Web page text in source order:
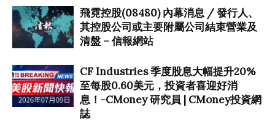
飛霓控股(08480) 內幕消息 / 發行人、
其控股公司或主要附屬公司結束營業及
清盤 – 信報網站
CF Industries 季度股息大幅提升20%
至每股0.60美元，投資者喜迎好消
息！-CMoney 研究員 | CMoney投資網
誌